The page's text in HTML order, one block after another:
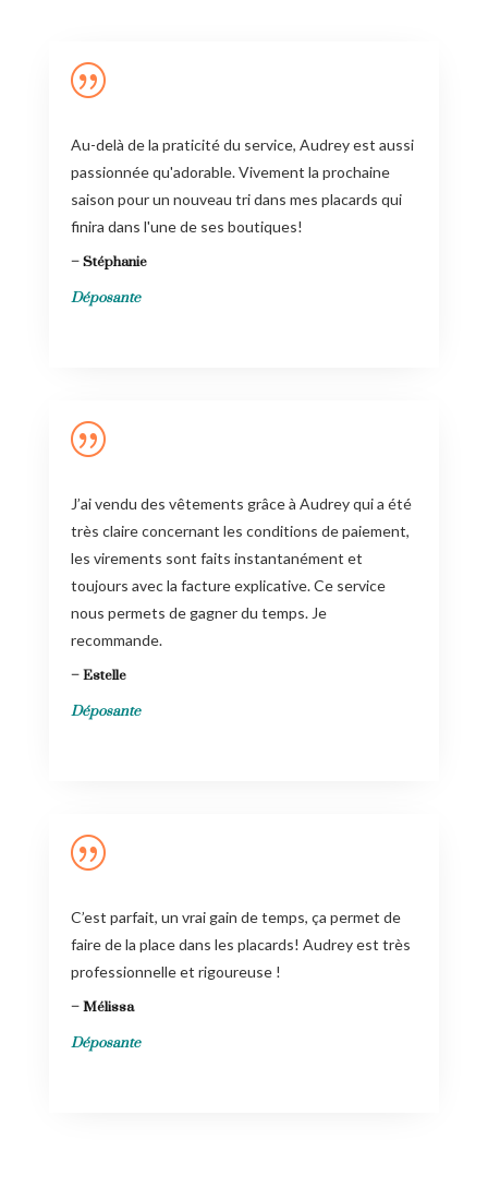
|
Au-delà de la praticité du service, Audrey est aussi
passionnée qu'adorable. Vivement la prochaine
saison pour un nouveau tri dans mes placards qui
finira dans l'une de ses boutiques!
– Stéphanie
Déposante
|
J’ai vendu des vêtements grâce à Audrey qui a été
très claire concernant les conditions de paiement,
les virements sont faits instantanément et
toujours avec la facture explicative. Ce service
nous permets de gagner du temps. Je
recommande.
– Estelle
Déposante
|
C’est parfait, un vrai gain de temps, ça permet de
faire de la place dans les placards! Audrey est très
professionnelle et rigoureuse !
– Mélissa
Déposante